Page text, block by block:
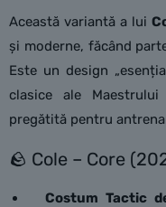
Această variantă a lui
și moderne, făcând
Este un design
clasice ale
pregătită pentru
🪨 Cole – Core
Costum Tactic